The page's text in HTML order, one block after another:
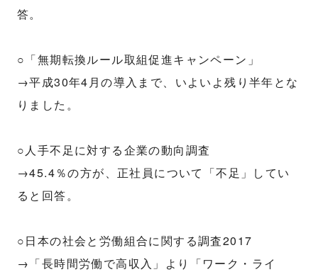
答。
○「無期転換ルール取組促進キャンペーン」
→平成30年4月の導入まで、いよいよ残り半年とな
りました。
○人手不足に対する企業の動向調査
→45.4％の方が、正社員について「不足」してい
ると回答。
○日本の社会と労働組合に関する調査2017
→「長時間労働で高収入」より「ワーク・ライ